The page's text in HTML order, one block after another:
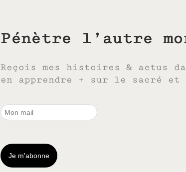
Pénètre l’autre
Reçois mes histoires & actus
en apprendre + sur le sacré et